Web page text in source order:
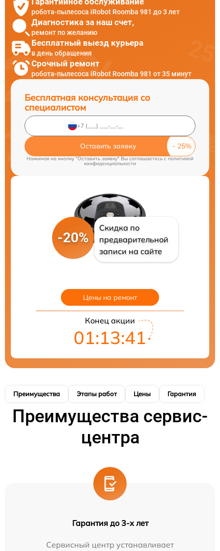
робота-пылесоса iRobot Roomba 981 до 3 лет
Диагностика за наш счет,
ремонт по желанию
Бесплатный выезд курьера
в день обращения
Срочный ремонт
робота-пылесоса iRobot Roomba 981 от 35 минут
Бесплатная консультация со
специалистом
Оставить заявку
Нажимая на кнопку "Оставить заявку" Вы соглашаетесь cполитикой
конфиденциальности
-20%
Скидка по
предварительной
записи на сайте
Цены на ремонт
Конец акции
01:13:40
Преимущества Этапы работ Цены Гарантия
Преимущества сервис-
центра
Гарантия до 3-х лет
Сервисный центр устанавливает